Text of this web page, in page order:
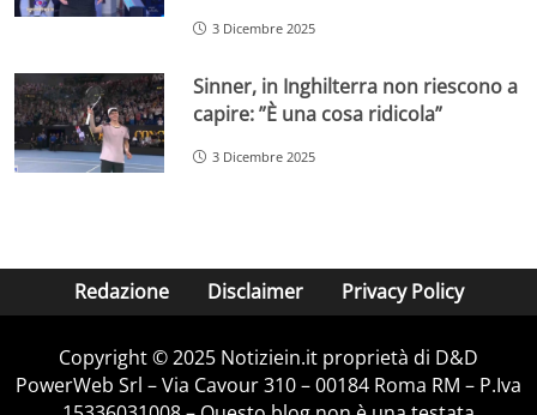
3 Dicembre 2025
Sinner, in Inghilterra non riescono a
capire: ”È una cosa ridicola”
3 Dicembre 2025
Redazione Disclaimer Privacy Policy
Copyright © 2025 Notiziein.it proprietà di D&D
PowerWeb Srl – Via Cavour 310 – 00184 Roma RM – P.Iva